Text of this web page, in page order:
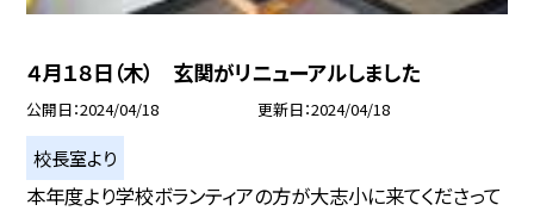
４月１８日（木） 玄関がリニューアルしました
公開日 2024/04/18 更新日 2024/04/18
校長室より
本年度より学校ボランティアの方が大志小に来てくださって